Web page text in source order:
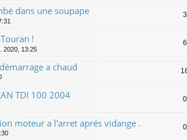
dans une soupape 3
!
2020, 13:25
6
a chaud
TDI 100 2004 0
moteur a l'arret aprés vidange . 0